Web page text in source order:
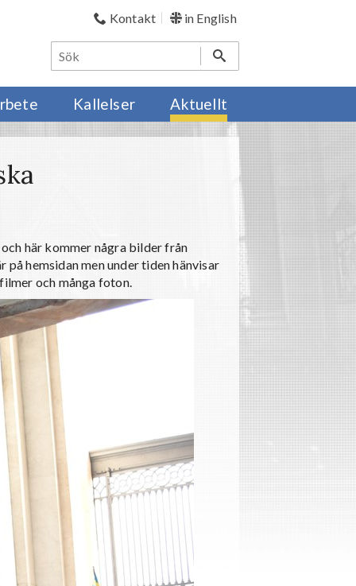
Kontakt in English
Kallelser Aktuellt
här kommer några bilder från
hemsidan men under tiden hänvisar
och många foton.